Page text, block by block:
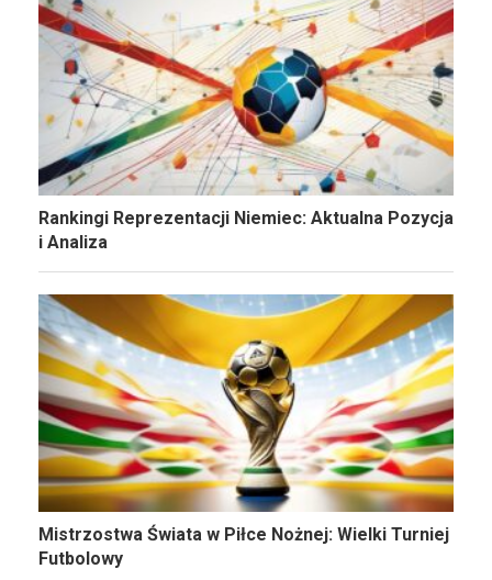
Rankingi Reprezentacji Niemiec: Aktualna Pozycja
i Analiza
Mistrzostwa Świata w Piłce Nożnej: Wielki Turniej
Futbolowy